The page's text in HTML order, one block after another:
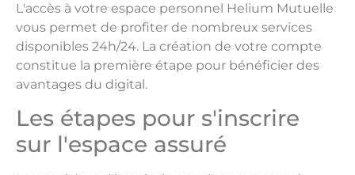
L'accès à votre espace personnel Helium Mutuelle
vous permet de profiter de nombreux services
disponibles 24h/24. La création de votre compte
constitue la première étape pour bénéficier des
avantages du digital.
Les étapes pour s'inscrire
sur l'espace assuré